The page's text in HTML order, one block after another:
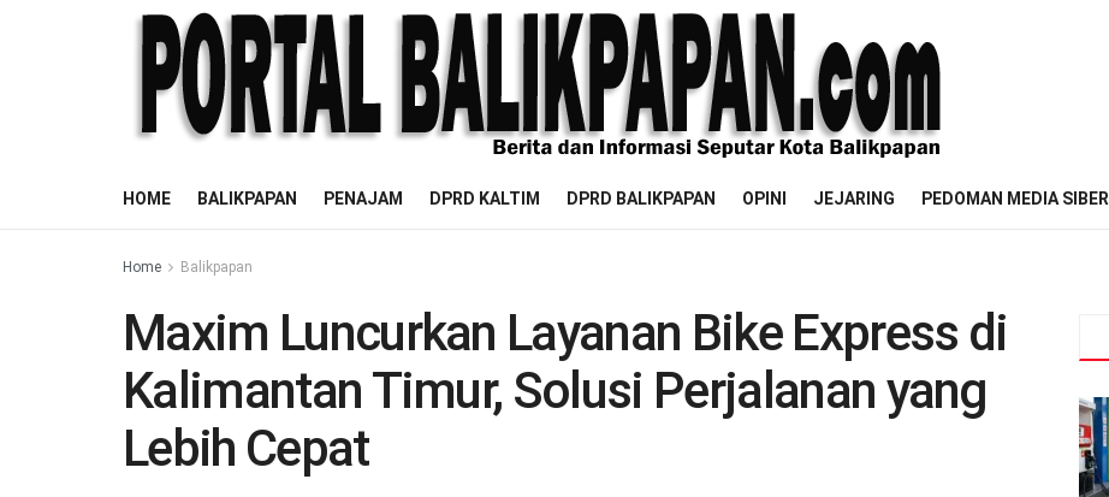
HOME BALIKPAPAN PENAJAM DPRD KALTIM DPRD BALIKPAPAN OPINI JEJARING PEDOMAN MEDIA SIBER
Home Balikpapan
Maxim Luncurkan Layanan Bike Express di
Kalimantan Timur, Solusi Perjalanan yang
Lebih Cepat